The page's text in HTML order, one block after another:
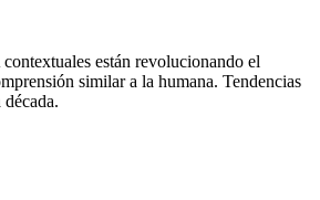
están revolucionando el
similar a la humana. Tendencias